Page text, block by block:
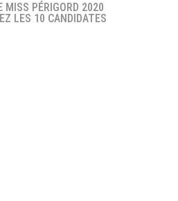
MISS PÉRIGORD 2020
LES 10 CANDIDATES